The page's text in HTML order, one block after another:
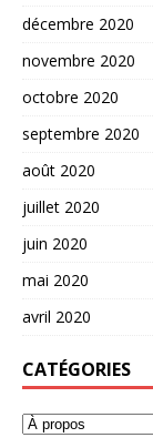
décembre 2020
novembre 2020
octobre 2020
septembre 2020
août 2020
juillet 2020
juin 2020
mai 2020
avril 2020
CATÉGORIES